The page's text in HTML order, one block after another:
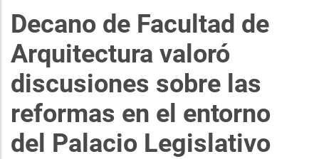
Decano de Facultad de
Arquitectura valoró
discusiones sobre las
reformas en el entorno
del Palacio Legislativo